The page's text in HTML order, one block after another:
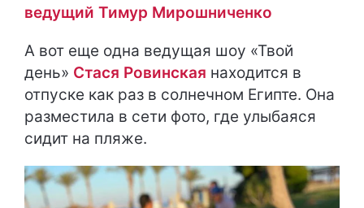
ведущий Тимур Мирошниченко
А вот еще одна ведущая шоу «Твой
день» Стася Ровинская находится в
отпуске как раз в солнечном Египте. Она
разместила в сети фото, где улыбаяся
сидит на пляже.